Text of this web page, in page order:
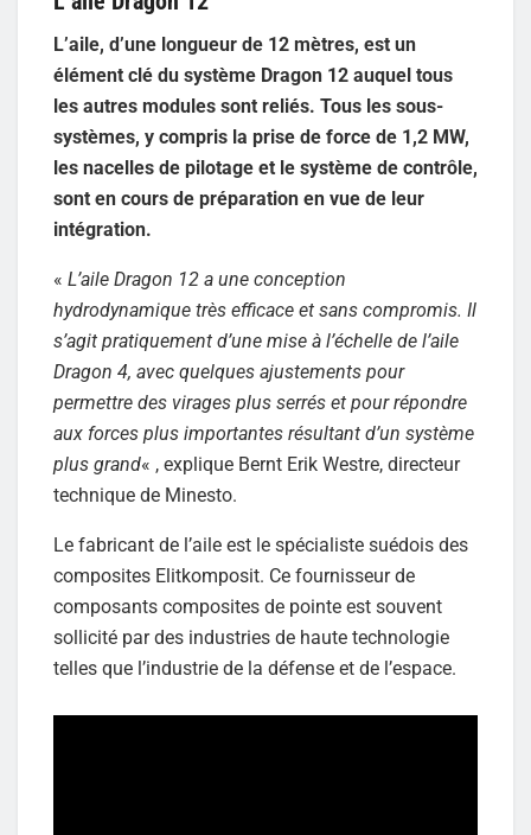
L’aile, d’une longueur de 12 mètres, est un
élément clé du système Dragon 12 auquel tous
les autres modules sont reliés. Tous les sous-
systèmes, y compris la prise de force de 1,2 MW,
les nacelles de pilotage et le système de contrôle,
sont en cours de préparation en vue de leur
intégration.
« L’aile Dragon 12 a une conception
hydrodynamique très efficace et sans compromis. Il
s’agit pratiquement d’une mise à l’échelle de l’aile
Dragon 4, avec quelques ajustements pour
permettre des virages plus serrés et pour répondre
aux forces plus importantes résultant d’un système
plus grand« , explique Bernt Erik Westre, directeur
technique de Minesto.
Le fabricant de l’aile est le spécialiste suédois des
composites Elitkomposit. Ce fournisseur de
composants composites de pointe est souvent
sollicité par des industries de haute technologie
telles que l’industrie de la défense et de l’espace.